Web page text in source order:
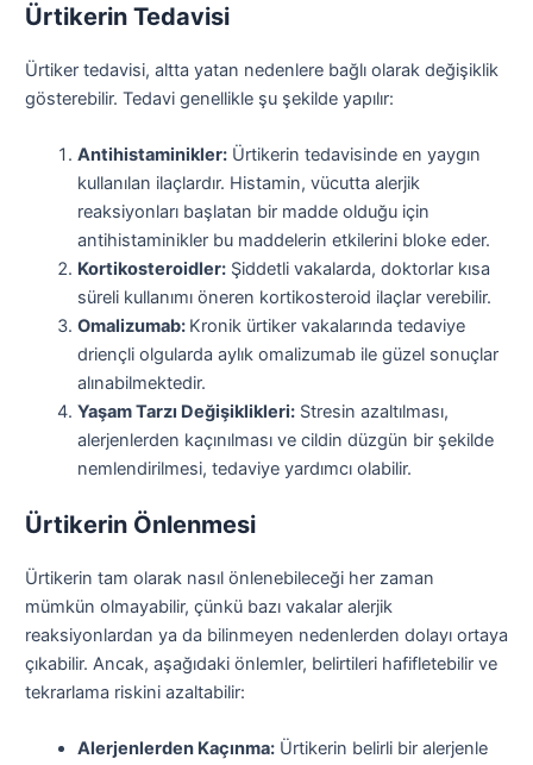
Ürtikerin Tedavisi
Ürtiker tedavisi, altta yatan nedenlere bağlı olarak değişiklik
gösterebilir. Tedavi genellikle şu şekilde yapılır:
Antihistaminikler:Ürtikerin tedavisinde en yaygın
kullanılan ilaçlardır. Histamin, vücutta alerjik
reaksiyonları başlatan bir madde olduğu için
antihistaminikler bu maddelerin etkilerini bloke eder.
Kortikosteroidler:Şiddetli vakalarda, doktorlar kısa
süreli kullanımı öneren kortikosteroid ilaçlar verebilir.
Omalizumab: Kronik ürtiker vakalarında tedaviye
driençli olgularda aylık omalizumab ile güzel sonuçlar
alınabilmektedir.
Yaşam Tarzı Değişiklikleri:Stresin azaltılması,
alerjenlerden kaçınılması ve cildin düzgün bir şekilde
nemlendirilmesi, tedaviye yardımcı olabilir.
Ürtikerin Önlenmesi
Ürtikerin tam olarak nasıl önlenebileceği her zaman
mümkün olmayabilir, çünkü bazı vakalar alerjik
reaksiyonlardan ya da bilinmeyen nedenlerden dolayı ortaya
çıkabilir. Ancak, aşağıdaki önlemler, belirtileri hafifletebilir ve
tekrarlama riskini azaltabilir:
Alerjenlerden Kaçınma:Ürtikerin belirli bir alerjenle